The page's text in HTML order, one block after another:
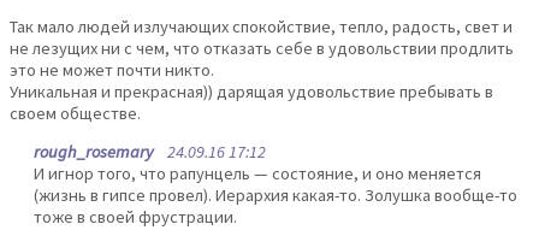
Так мало людей излучающих спокойствие, тепло, радость, свет и
не лезущих ни с чем, что отказать себе в удовольствии продлить
это не может почти никто.
Уникальная и прекрасная)) дарящая удовольствие пребывать в
своем обществе.
rough_rosemary24.09.16 17:12
И игнор того, что рапунцель — состояние, и оно меняется
(жизнь в гипсе провел). Иерархия какая-то. Золушка вообще-то
тоже в своей фрустрации.